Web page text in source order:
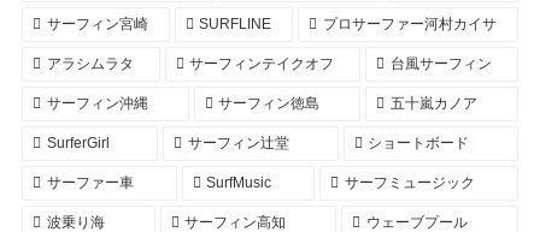
サーフィン宮崎 SURFLINE プロサーファー河村カイサ
アラシムラタ サーフィンテイクオフ 台風サーフィン
サーフィン沖縄 サーフィン徳島 五十嵐カノア
SurferGirl サーフィン辻堂 ショートボード
サーファー車 SurfMusic サーフミュージック
波乗り海 サーフィン高知 ウェーブプール